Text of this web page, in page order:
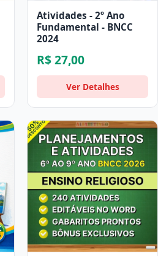
Atividades - 2º Ano
Fundamental - BNCC
2024
R$ 27,00
Ver Detalhes